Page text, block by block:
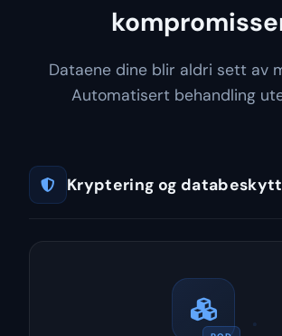
Dataene dine blir aldri sett av
Automatisert behandling
Kryptering og